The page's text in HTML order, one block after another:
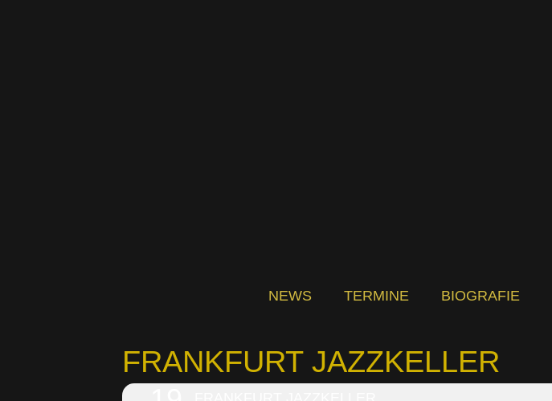
NEWS TERMINE BIOGRAFIE
FRANKFURT JAZZKELLER